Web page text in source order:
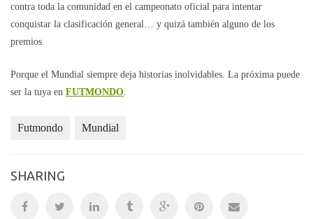
contra toda la comunidad en el campeonato oficial para intentar
conquistar la clasificación general… y quizá también alguno de los
premios.
Porque el Mundial siempre deja historias inolvidables. La próxima puede
ser la tuya en FUTMONDO
Futmondo Mundial
SHARING